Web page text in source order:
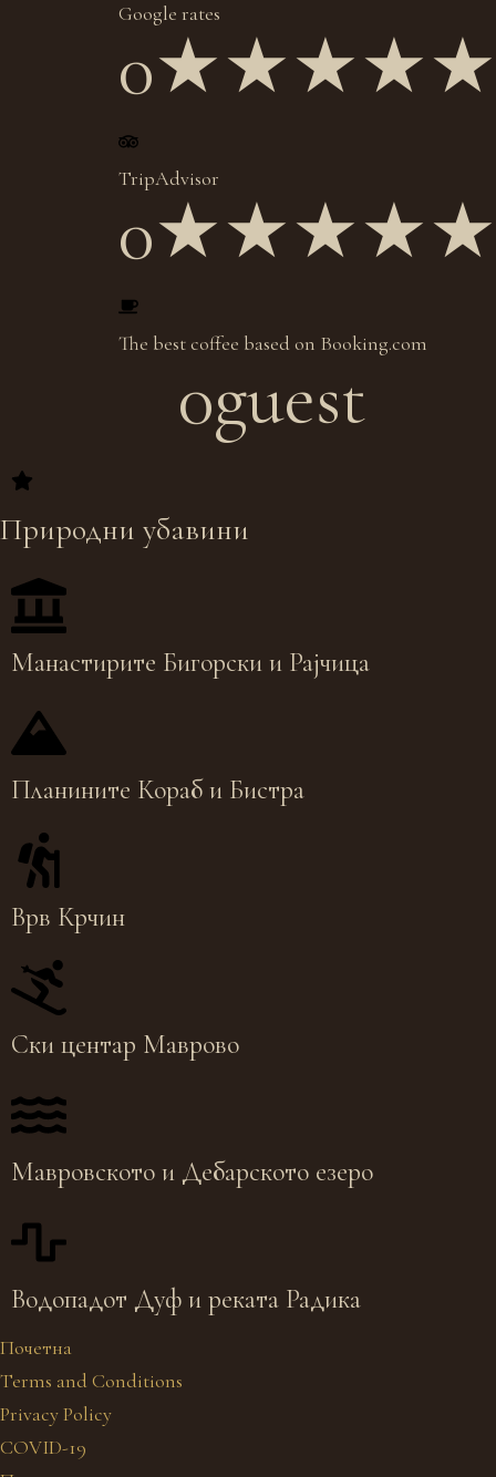
Google rates
0★★★★★
TripAdvisor
0★★★★★
The best coffee based on Booking.com
0guest
Природни убавини
Манастирите Бигорски и Рајчица
Планините Кораб и Бистра
Врв Крчин
Ски центар Маврово
Мавровското и Дебарското езеро
Водопадот Дуф и реката Радика
Почетна
Terms and Conditions
Privacy Policy
COVID-19